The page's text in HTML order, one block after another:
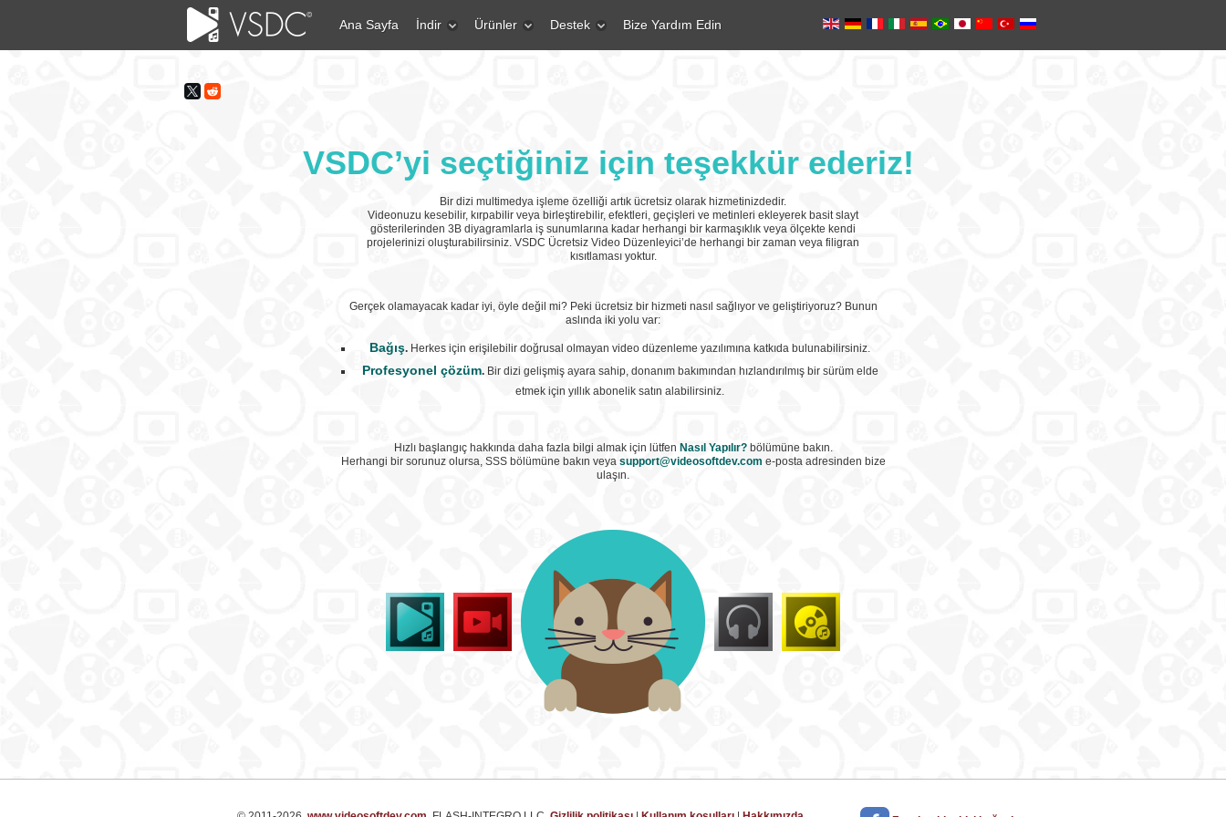
Ana Sayfa İndir Ürünler Destek Bize Yardım Edin
VSDC’yi seçtiğiniz için teşekkür ederiz!
Bir dizi multimedya işleme özelliği artık ücretsiz olarak hizmetinizdedir.
Videonuzu kesebilir, kırpabilir veya birleştirebilir, efektleri, geçişleri ve metinleri ekleyerek basit slayt
gösterilerinden 3B diyagramlarla iş sunumlarına kadar herhangi bir karmaşıklık veya ölçekte kendi
projelerinizi oluşturabilirsiniz. VSDC Ücretsiz Video Düzenleyici’de herhangi bir zaman veya filigran
kısıtlaması yoktur.
Gerçek olamayacak kadar iyi, öyle değil mi? Peki ücretsiz bir hizmeti nasıl sağlıyor ve geliştiriyoruz? Bunun
aslında iki yolu var:
Bağış. Herkes için erişilebilir doğrusal olmayan video düzenleme yazılımına katkıda bulunabilirsiniz.
Profesyonel çözüm.Bir dizi gelişmiş ayara sahip, donanım bakımından hızlandırılmış bir sürüm elde
etmek için yıllık abonelik satın alabilirsiniz.
Hızlı başlangıç hakkında daha fazla bilgi almak için lütfen Nasıl Yapılır?bölümüne bakın.
Herhangi bir sorunuz olursa, SSS bölümüne bakın veya support@videosoftdev.com e-posta adresinden bize
ulaşın.